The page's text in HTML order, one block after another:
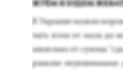
ЖУЁМ И БУДЕМ
В Ук­ра­ине мож­но
чать всем от ма­ла до
зави­симо от сум­мы
рань­ше не­уяз­ви­мыми